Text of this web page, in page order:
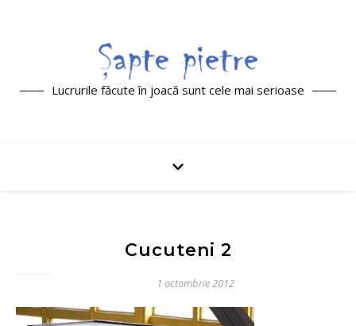
Lucrurile făcute în joacă sunt cele mai serioase
Cucuteni 2
1 octombrie 2012